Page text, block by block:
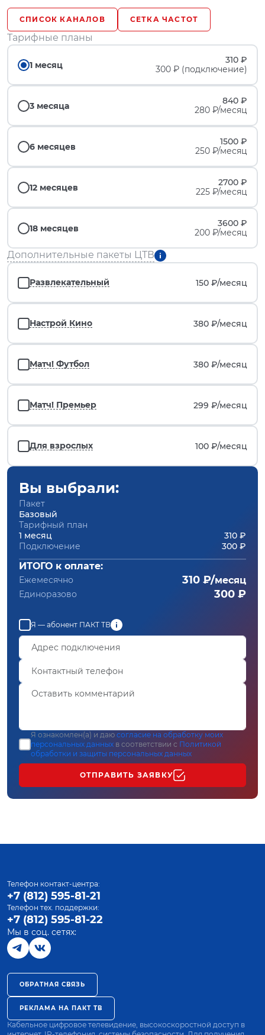
СПИСОК КАНАЛОВ СЕТКА ЧАСТОТ
Тарифные планы
1 месяц
310 ₽
300 ₽ (подключение)
3 месяца
840 ₽
280 ₽/месяц
6 месяцев
1500 ₽
250 ₽/месяц
12 месяцев
2700 ₽
225 ₽/месяц
18 месяцев
3600 ₽
200 ₽/месяц
Дополнительные пакеты ЦТВ
Развлекательный 150 ₽/месяц
Настрой Кино 380 ₽/месяц
Матч! Футбол 380 ₽/месяц
Матч! Премьер 299 ₽/месяц
Для взрослых 100 ₽/месяц
Вы выбрали:
Пакет
Базовый
Тарифный план
1 месяц
310 ₽
Подключение
300 ₽
ИТОГО к оплате:
Ежемесячно 310 ₽/месяц
Единоразово 300 ₽
Я — абонент ПАКТ ТВ
Я ознакомлен(а) и даю согласие на обработку моих
персональных данных в соответствии с Политикой
обработки и защиты персональных данных
ОТПРАВИТЬ ЗАЯВКУ
Телефон контакт-центра:
+7 (812) 595-81-21
Телефон тех. поддержки:
+7 (812) 595-81-22
Мы в соц. сетях:
ОБРАТНАЯ СВЯЗЬ
РЕКЛАМА НА ПАКТ ТВ
Кабельное цифровое телевидение, высокоскоростной доступ в